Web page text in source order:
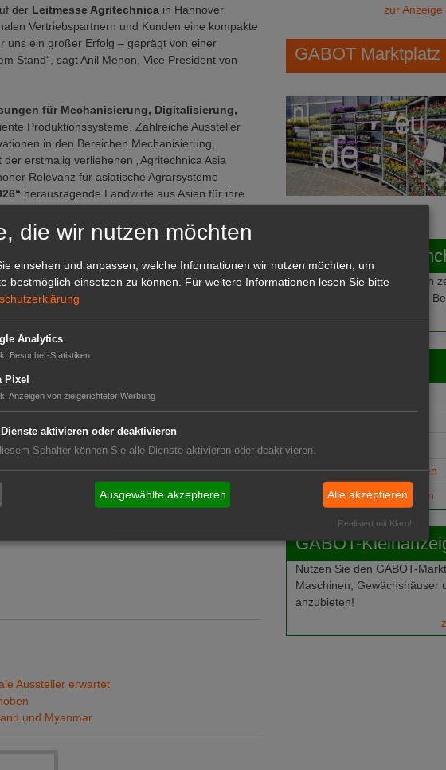
der Leitmesse Agritechnica in Hannover
Vertriebspartnern und Kunden eine kompakte
uns ein großer Erfolg – geprägt von einer
Stand“, sagt Anil Menon, Vice President von
für Mechanisierung, Digitalisierung,
Produktionssysteme. Zahlreiche Aussteller
in den Bereichen Mechanisierung,
erstmalig verliehenen „Agritechnica Asia
Relevanz für asiatische Agrarsysteme
herausragende Landwirte aus Asien für ihre
der Landwirtschaft. Mehr als 60
und Wirtschaft ergänzten die Ausstellung.
Forum stärkten zudem den
Plattform für die
Asia Pacific. Auch der thailändische
Asia sei „zu einer unverzichtbaren
die Ernährungssicherheit in Thailand und der
stellvertretender thailändischer Minister für
Die nächste Veranstaltung findet vom 17. bis
2028 wieder nach Bangkok zurückkehrt. Damit
Markenfamilie als globales Netzwerk für
weiter aus.
Aussteller erwartet
und Myanmar
zur Anzeige
GABOT Marktplatz
Das GABOT-
Das GABOT-Branchenbuch
Telefonnummern aus allen
Ausbildungsplätze
Stellenanzeige aufgeben
Stellengesuch aufgeben
GABOT-
Nutzen Sie den GABOT-
Maschinen, Gewächshäuser
anzubieten!
die wir nutzen möchten
einsehen und anpassen, welche Informationen wir nutzen möchten, um
bestmöglich einsetzen zu können.
Für weitere Informationen lesen Sie bitte
Analytics
: Besucher-Statistiken
Pixel
: Anzeigen von zielgerichteter Werbung
aktivieren oder deaktivieren
Schalter können Sie alle Dienste aktivieren oder deaktivieren.
Ausgewählte akzeptieren Alle akzeptieren
Realisiert mit Klaro!